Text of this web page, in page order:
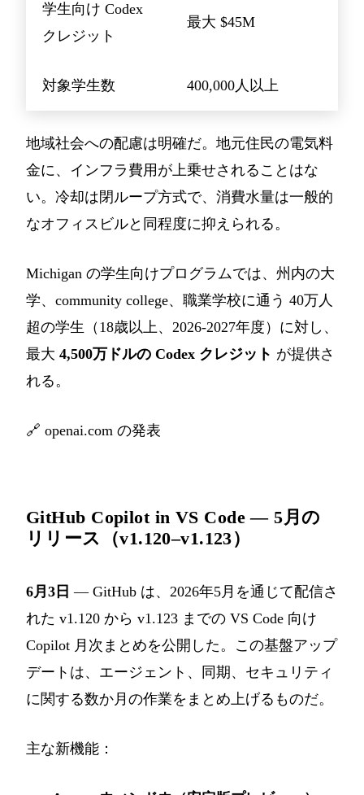
学生向け Codex
クレジット
最大 $45M
対象学生数 400,000人以上
地域社会への配慮は明確だ。地元住民の電気料
金に、インフラ費用が上乗せされることはな
い。冷却は閉ループ方式で、消費水量は一般的
なオフィスビルと同程度に抑えられる。
Michigan の学生向けプログラムでは、州内の大
学、community college、職業学校に通う 40万人
超の学生（18歳以上、2026-2027年度）に対し、
最大 4,500万ドルの Codex クレジット が提供さ
れる。
🔗 openai.com の発表
GitHub Copilot in VS Code — 5月の
リリース（v1.120–v1.123）
6月3日 — GitHub は、2026年5月を通じて配信さ
れた v1.120 から v1.123 までの VS Code 向け
Copilot 月次まとめを公開した。この基盤アップ
デートは、エージェント、同期、セキュリティ
に関する数か月の作業をまとめ上げるものだ。
主な新機能：